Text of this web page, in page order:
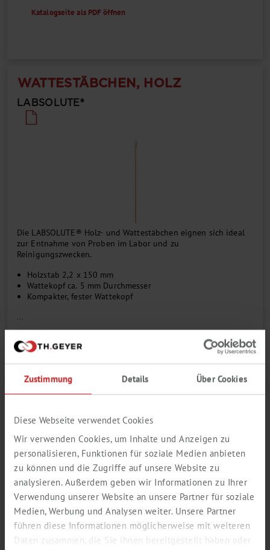
Zustimmung Details Über Cookies
Diese Webseite verwendet Cookies
Wir verwenden Cookies, um Inhalte und Anzeigen zu
personalisieren, Funktionen für soziale Medien anbieten
zu können und die Zugriffe auf unsere Website zu
analysieren. Außerdem geben wir Informationen zu Ihrer
Verwendung unserer Website an unsere Partner für soziale
Medien, Werbung und Analysen weiter. Unsere Partner
führen diese Informationen möglicherweise mit weiteren
Daten zusammen, die Sie ihnen bereitgestellt haben oder
Katalogseite als PDF öffnen
WATTESTÄBCHEN, HOLZ
LABSOLUTE®
Die LABSOLUTE® Holz- und Wattestäbchen eignen sich ideal
zur Entnahme von Proben im Labor und zu
Reinigungszwecken.
Holzstab 2,2 x 150 mm
Wattekopf ca. 5 mm Durchmesser
Kompakter, fester Wattekopf
...
Länge mm
Zum Login / Registrierung
In den Warenkorb
Bestellnummer
7695280
Katalogseite als PDF öffnen